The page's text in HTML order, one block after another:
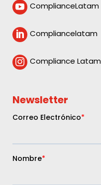
 ComplianceLatam
 Compliancelatam
 Compliance Latam
Newsletter